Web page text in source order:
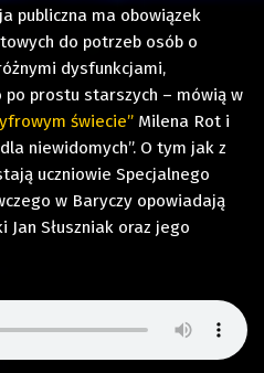
publiczna ma obowiązek
do potrzeb osób o
dysfunkcjami,
po prostu starszych – mówią w
świecie” Milena Rot i
niewidomych”. O tym jak z
uczniowie Specjalnego
w Baryczy opowiadają
Słuszniak oraz jego